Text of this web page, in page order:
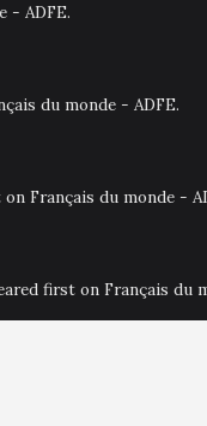
- ADFE.
du monde - ADFE.
Français du monde -
first on Français du